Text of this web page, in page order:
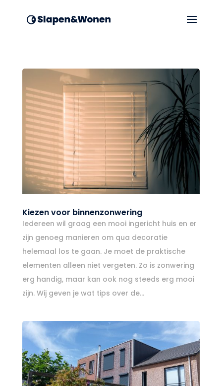
Kiezen voor binnenzonwering
Iedereen wil graag een mooi ingericht huis en er
zijn genoeg manieren om qua decoratie
helemaal los te gaan. Je moet de praktische
elementen alleen niet vergeten. Zo is zonwering
erg handig, maar kan ook nog steeds erg mooi
zijn. Wij geven je wat tips over de...